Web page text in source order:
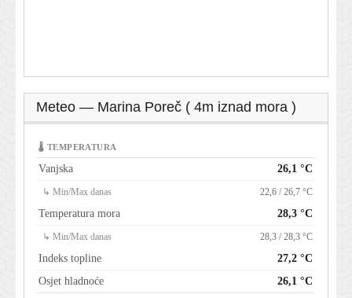
Meteo — Marina Poreč ( 4m iznad mora )
🌡 TEMPERATURA
Vanjska 26,1 °C
↳ Min/Max danas 22,6 / 26,7 °C
Temperatura mora 28,3 °C
↳ Min/Max danas 28,3 / 28,3 °C
Indeks topline
27,2 °C
Osjet hladnoće
26,1 °C